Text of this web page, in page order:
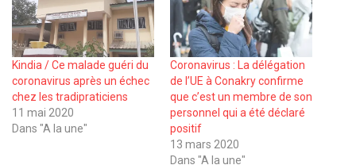
Kindia / Ce malade guéri du
coronavirus après un échec
chez les tradipraticiens
11 mai 2020
Dans "A la une"
Coronavirus : La délégation
de l’UE à Conakry confirme
que c’est un membre de son
personnel qui a été déclaré
positif
13 mars 2020
Dans "A la une"